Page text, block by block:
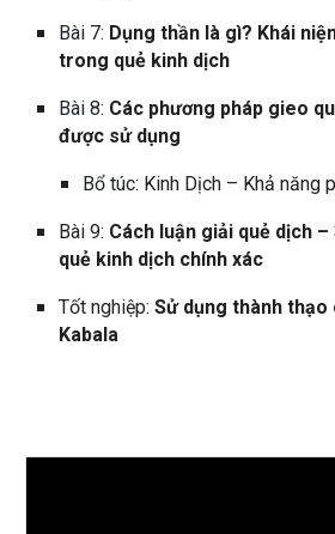
Bài 7: Dụng thần là gì? Khái
trong quẻ kinh dịch
Bài 8: Các phương pháp gieo
được sử dụng
Bổ túc: Kinh Dịch – Khả năng
Bài 9: Cách luận giải quẻ dịch
quẻ kinh dịch chính xác
Tốt nghiệp:Sử dụng thành thạo
Kabala